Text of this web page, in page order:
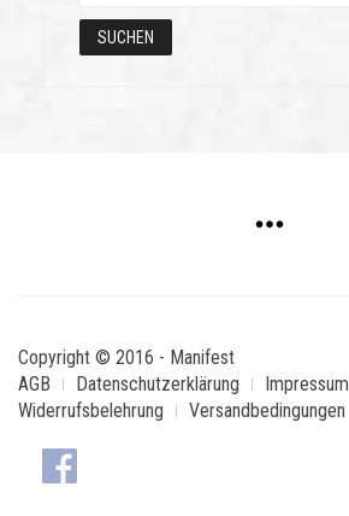
Copyright © 2016 - Manifest
AGB
Datenschutzerklärung Impressum
Widerrufsbelehrung
Versandbedingungen